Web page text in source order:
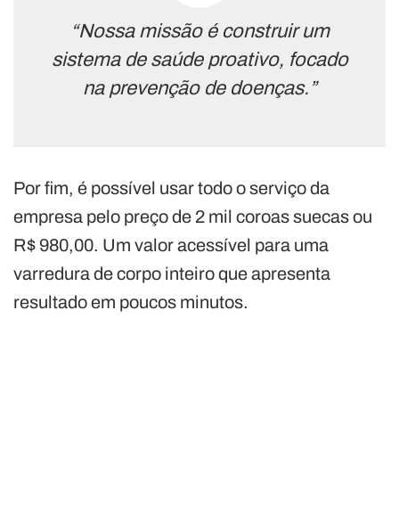
“Nossa missão é construir um
sistema de saúde proativo, focado
na prevenção de doenças.”
Por fim, é possível usar todo o serviço da
empresa pelo preço de 2 mil coroas suecas ou
R$ 980,00. Um valor acessível para uma
varredura de corpo inteiro que apresenta
resultado em poucos minutos.